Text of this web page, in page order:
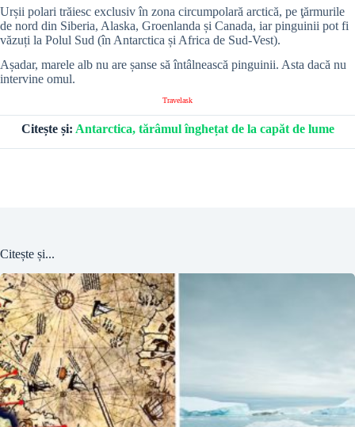
Urșii polari trăiesc exclusiv în zona circumpolară arctică, pe ţărmurile
de nord din Siberia, Alaska, Groenlanda și Canada, iar pinguinii pot fi
văzuți la Polul Sud (în Antarctica și Africa de Sud-Vest).
Așadar, marele alb nu are șanse să întâlnească pinguinii. Asta dacă nu
intervine omul.
Travelask
Citește și: Antarctica, tărâmul înghețat de la capăt de lume
Citește și...